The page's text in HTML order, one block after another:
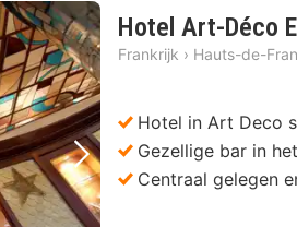
Volgende foto
Hotel Art-Déco
Frankrijk › Hauts-de-
Hotel in Art Deco
Gezellige bar in
Centraal gelegen